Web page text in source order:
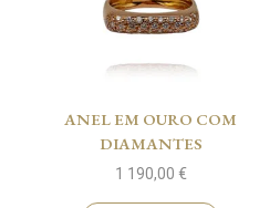
ANEL EM OURO COM
DIAMANTES
1 190,00 €